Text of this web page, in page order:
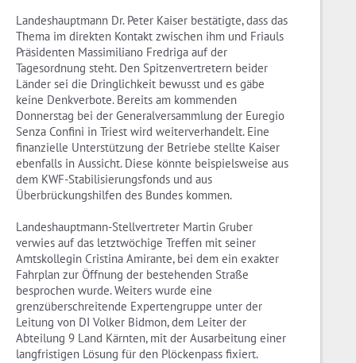
Landeshauptmann Dr. Peter Kaiser bestätigte, dass das
Thema im direkten Kontakt zwischen ihm und Friauls
Präsidenten Massimiliano Fredriga auf der
Tagesordnung steht. Den Spitzenvertretern beider
Länder sei die Dringlichkeit bewusst und es gäbe
keine Denkverbote. Bereits am kommenden
Donnerstag bei der Generalversammlung der Euregio
Senza Confini in Triest wird weiterverhandelt. Eine
finanzielle Unterstützung der Betriebe stellte Kaiser
ebenfalls in Aussicht. Diese könnte beispielsweise aus
dem KWF-Stabilisierungsfonds und aus
Überbrückungshilfen des Bundes kommen.
Landeshauptmann-Stellvertreter Martin Gruber
verwies auf das letztwöchige Treffen mit seiner
Amtskollegin Cristina Amirante, bei dem ein exakter
Fahrplan zur Öffnung der bestehenden Straße
besprochen wurde. Weiters wurde eine
grenzüberschreitende Expertengruppe unter der
Leitung von DI Volker Bidmon, dem Leiter der
Abteilung 9 Land Kärnten, mit der Ausarbeitung einer
langfristigen Lösung für den Plöckenpass fixiert.